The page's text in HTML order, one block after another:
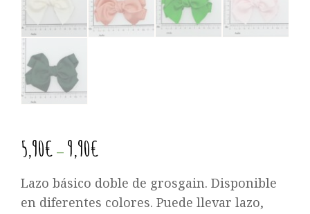
5,90€ – 9,90€
Lazo básico doble de grosgain. Disponible
en diferentes colores. Puede llevar lazo,